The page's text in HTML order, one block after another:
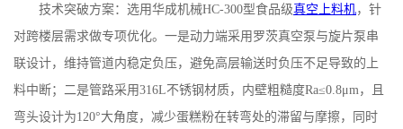
技术突破方案：选用华成机械HC-300型食品级真空上料机，针
对跨楼层需求做专项优化。一是动力端采用罗茨真空泵与旋片泵串
联设计，维持管道内稳定负压，避免高层输送时负压不足导致的上
料中断；二是管路采用316L不锈钢材质，内壁粗糙度Ra≤0.8μm，且
弯头设计为120°大角度，减少蛋糕粉在转弯处的滞留与摩擦，同时